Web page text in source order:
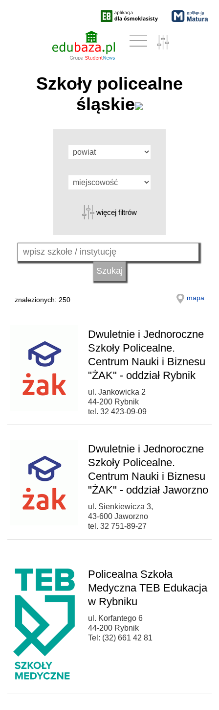
Szkoły policealne
śląskie
więcej filtrów
znalezionych: 250 mapa
Dwuletnie i Jednoroczne
Szkoły Policealne.
Centrum Nauki i Biznesu
"ŻAK" - oddział Rybnik
ul. Jankowicka 2
44-200 Rybnik
tel. 32 423-09-09
Dwuletnie i Jednoroczne
Szkoły Policealne.
Centrum Nauki i Biznesu
"ŻAK" - oddział Jaworzno
ul. Sienkiewicza 3,
43-600 Jaworzno
tel. 32 751-89-27
Policealna Szkoła
Medyczna TEB Edukacja
w Rybniku
ul. Korfantego 6
44-200 Rybnik
Tel: (32) 661 42 81